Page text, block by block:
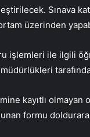
Sınava
üzerinden
işlemleri ile ilgili
kayıtlı
formu